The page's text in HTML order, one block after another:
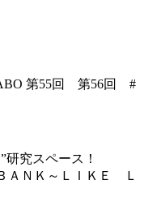
第55回 第56回 #
究スペース！
ＡＮＫ～ＬＩＫＥ Ｌ